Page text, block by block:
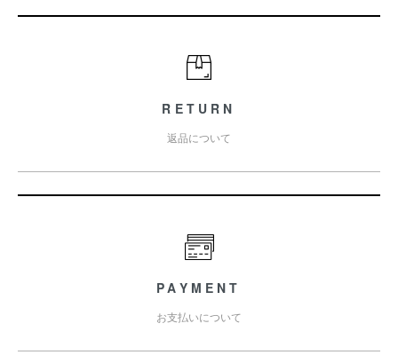
RETURN
返品について
PAYMENT
お支払いについて